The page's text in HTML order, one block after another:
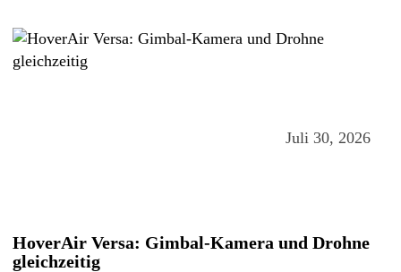
Juli 30, 2026
HoverAir Versa: Gimbal-Kamera und Drohne
gleichzeitig